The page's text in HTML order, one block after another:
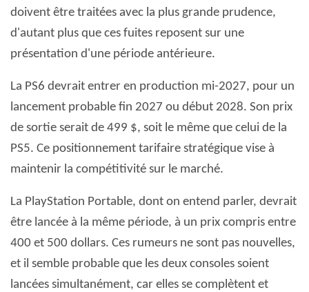
doivent être traitées avec la plus grande prudence,
d'autant plus que ces fuites reposent sur une
présentation d'une période antérieure.
La PS6 devrait entrer en production mi-2027, pour un
lancement probable fin 2027 ou début 2028. Son prix
de sortie serait de 499 $, soit le même que celui de la
PS5. Ce positionnement tarifaire stratégique vise à
maintenir la compétitivité sur le marché.
La PlayStation Portable, dont on entend parler, devrait
être lancée à la même période, à un prix compris entre
400 et 500 dollars. Ces rumeurs ne sont pas nouvelles,
et il semble probable que les deux consoles soient
lancées simultanément, car elles se complètent et